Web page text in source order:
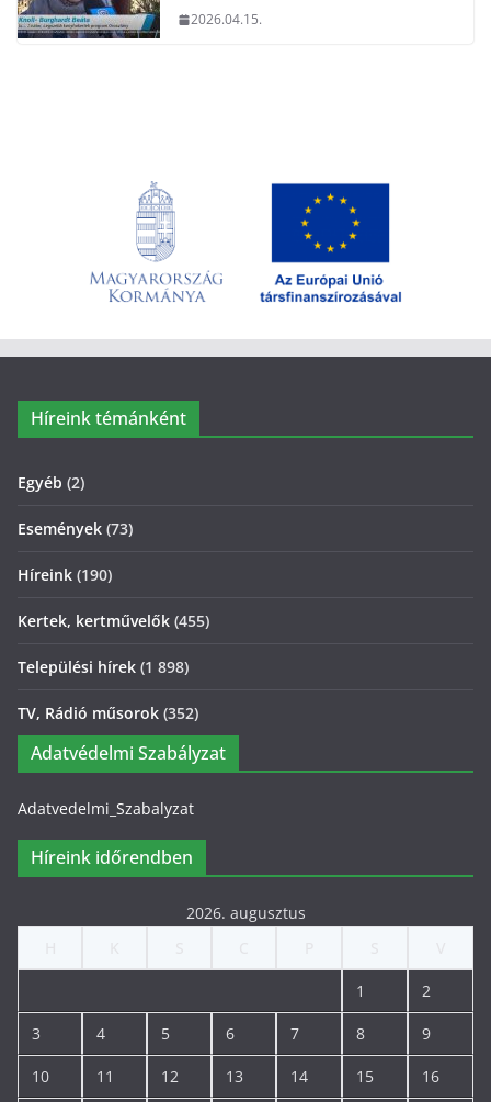
2026.04.15.
Híreink témánként
Egyéb (2)
Események (73)
Híreink (190)
Kertek, kertművelők (455)
Települési hírek (1 898)
TV, Rádió műsorok (352)
Adatvédelmi Szabályzat
Adatvedelmi_Szabalyzat
Híreink időrendben
2026. augusztus
1 2
3 4 5 6 7 8 9
10 11 12 13 14 15 16